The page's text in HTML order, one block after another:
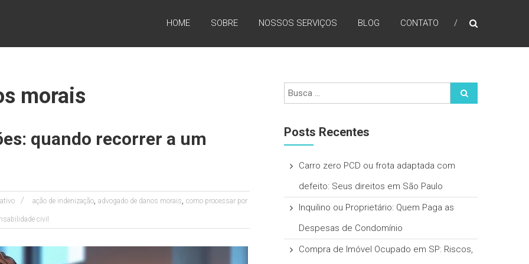
HOME SOBRE NOSSOS SERVIÇOS BLOG CONTATO
morais
quando recorrer a um
ação de indenização, advogado de danos morais, como processar por
civil
Posts Recentes
Carro zero PCD ou frota adaptada com
defeito: Seus direitos em São Paulo
Inquilino ou Proprietário: Quem Paga as
Despesas de Condomínio
Compra de Imóvel Ocupado em SP: Riscos,